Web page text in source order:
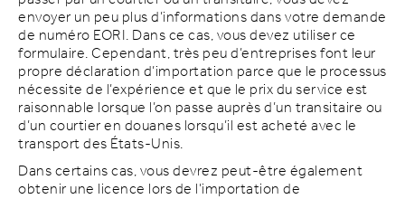
envoyer un peu plus d’informations dans votre demande
de numéro EORI. Dans ce cas, vous devez utiliser ce
formulaire. Cependant, très peu d’entreprises font leur
propre déclaration d’importation parce que le processus
nécessite de l’expérience et que le prix du service est
raisonnable lorsque l’on passe auprès d’un transitaire ou
d’un courtier en douanes lorsqu’il est acheté avec le
transport des États-Unis.
Dans certains cas, vous devrez peut-être également
obtenir une licence lors de l’importation de